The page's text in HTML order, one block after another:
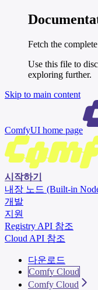
Fetch the
Use this file to
exploring further.
Skip to main content
ComfyUI home page
시작하기
내장 노드 (Built-in
개발
지원
Registry API 참조
Cloud API 참조
다운로드
Comfy Cloud
Comfy Cloud